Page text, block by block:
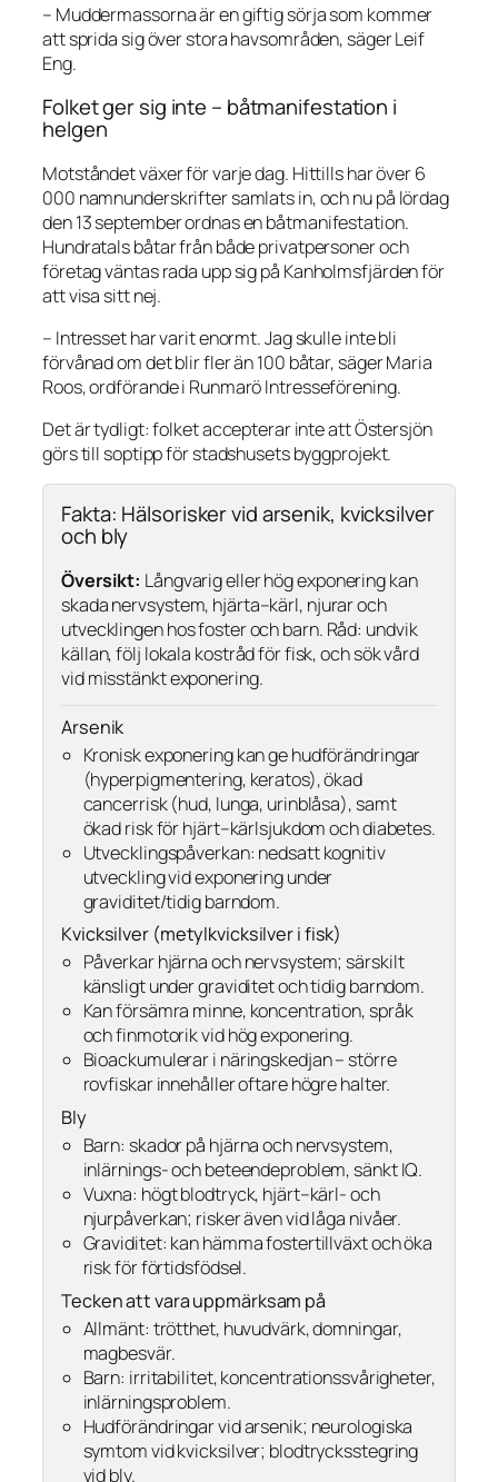
– Muddermassorna är en giftig sörja som kommer
att sprida sig över stora havsområden, säger Leif
Eng.
Folket ger sig inte – båtmanifestation i
helgen
Motståndet växer för varje dag. Hittills har över 6
000 namnunderskrifter samlats in, och nu på lördag
den 13 september ordnas en båtmanifestation.
Hundratals båtar från både privatpersoner och
företag väntas rada upp sig på Kanholmsfjärden för
att visa sitt nej.
– Intresset har varit enormt. Jag skulle inte bli
förvånad om det blir fler än 100 båtar, säger Maria
Roos, ordförande i Runmarö Intresseförening.
Det är tydligt: folket accepterar inte att Östersjön
görs till soptipp för stadshusets byggprojekt.
Fakta: Hälsorisker vid arsenik, kvicksilver
och bly
Översikt: Långvarig eller hög exponering kan
skada nervsystem, hjärta–kärl, njurar och
utvecklingen hos foster och barn. Råd: undvik
källan, följ lokala kostråd för fisk, och sök vård
vid misstänkt exponering.
Arsenik
Kronisk exponering kan ge hudförändringar
(hyperpigmentering, keratos), ökad
cancerrisk (hud, lunga, urinblåsa), samt
ökad risk för hjärt–kärlsjukdom och diabetes.
Utvecklingspåverkan: nedsatt kognitiv
utveckling vid exponering under
graviditet/tidig barndom.
Kvicksilver (metylkvicksilver i fisk)
Påverkar hjärna och nervsystem; särskilt
känsligt under graviditet och tidig barndom.
Kan försämra minne, koncentration, språk
och finmotorik vid hög exponering.
Bioackumulerar i näringskedjan – större
rovfiskar innehåller oftare högre halter.
Bly
Barn: skador på hjärna och nervsystem,
inlärnings- och beteendeproblem, sänkt IQ.
Vuxna: högt blodtryck, hjärt–kärl- och
njurpåverkan; risker även vid låga nivåer.
Graviditet: kan hämma fostertillväxt och öka
risk för förtidsfödsel.
Tecken att vara uppmärksam på
Allmänt: trötthet, huvudvärk, domningar,
magbesvär.
Barn: irritabilitet, koncentrationssvårigheter,
inlärningsproblem.
Hudförändringar vid arsenik; neurologiska
symtom vid kvicksilver; blodtrycksstegring
vid bly.